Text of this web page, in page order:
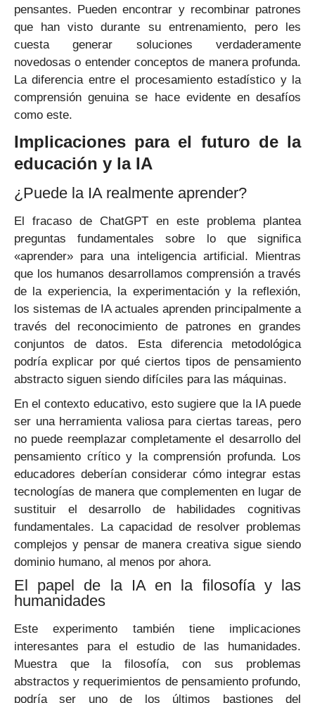
pensantes. Pueden encontrar y recombinar patrones
que han visto durante su entrenamiento, pero les
cuesta generar soluciones verdaderamente
novedosas o entender conceptos de manera profunda.
La diferencia entre el procesamiento estadístico y la
comprensión genuina se hace evidente en desafíos
como este.
Implicaciones para el futuro de la
educación y la IA
¿Puede la IA realmente aprender?
El fracaso de ChatGPT en este problema plantea
preguntas fundamentales sobre lo que significa
«aprender» para una inteligencia artificial. Mientras
que los humanos desarrollamos comprensión a través
de la experiencia, la experimentación y la reflexión,
los sistemas de IA actuales aprenden principalmente a
través del reconocimiento de patrones en grandes
conjuntos de datos. Esta diferencia metodológica
podría explicar por qué ciertos tipos de pensamiento
abstracto siguen siendo difíciles para las máquinas.
En el contexto educativo, esto sugiere que la IA puede
ser una herramienta valiosa para ciertas tareas, pero
no puede reemplazar completamente el desarrollo del
pensamiento crítico y la comprensión profunda. Los
educadores deberían considerar cómo integrar estas
tecnologías de manera que complementen en lugar de
sustituir el desarrollo de habilidades cognitivas
fundamentales. La capacidad de resolver problemas
complejos y pensar de manera creativa sigue siendo
dominio humano, al menos por ahora.
El papel de la IA en la filosofía y las
humanidades
Este experimento también tiene implicaciones
interesantes para el estudio de las humanidades.
Muestra que la filosofía, con sus problemas
abstractos y requerimientos de pensamiento profundo,
podría ser uno de los últimos bastiones del